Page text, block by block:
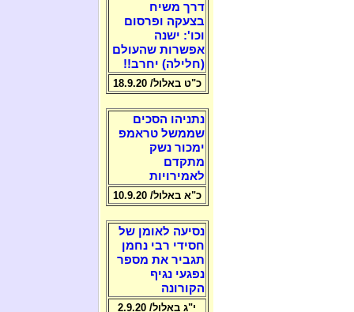
דרך משיח
בצעקה ופרסום
וכו': ישנה
אפשרות שהעולם
(חלילה) יחרב!!
כ"ט באלול/ 18.9.20
נתניהו הסכים
שממשל טראמפ
ימכור נשק
מתקדם
לאמירויות
כ"א באלול/ 10.9.20
נסיעה לאומן של
חסידי רבי נחמן
תגביר את מספר
נפגעי נגיף
הקורונה
י"ג באלול/ 2.9.20